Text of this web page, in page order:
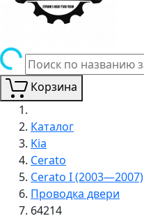
Корзина
Каталог
Kia
Cerato
Cerato I (2003—2007)
Проводка двери
64214